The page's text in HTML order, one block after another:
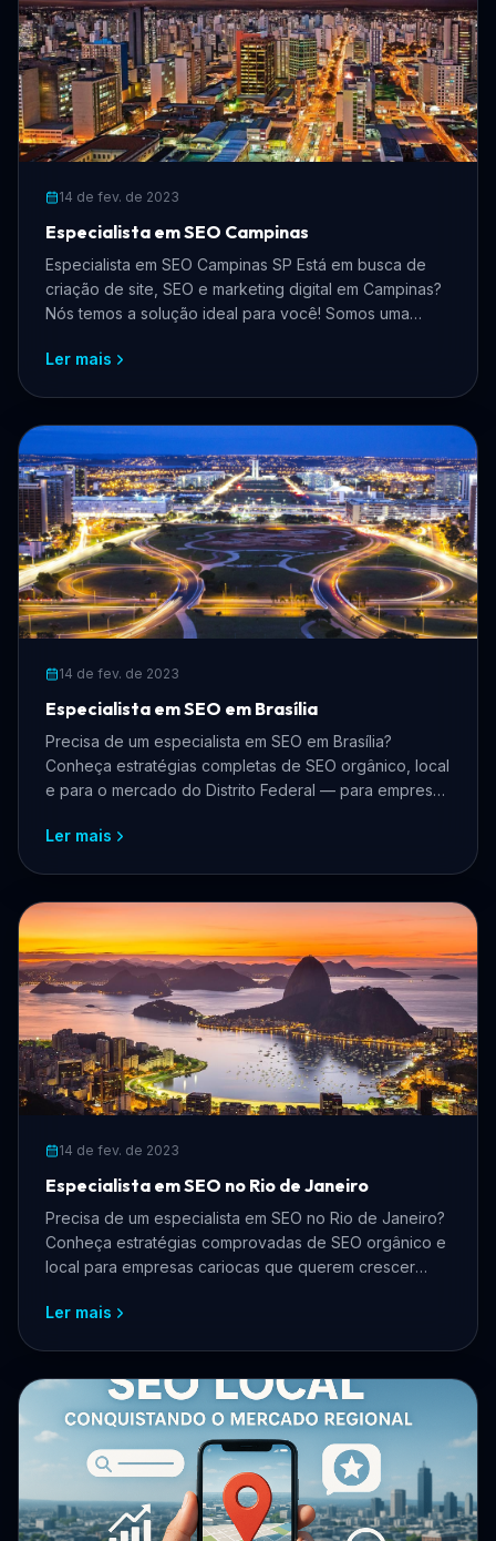
14 de fev. de 2023
Especialista em SEO Campinas
Especialista em SEO Campinas SP Está em busca de
criação de site, SEO e marketing digital em Campinas?
Nós temos a solução ideal para você! Somos uma
Ler mais
14 de fev. de 2023
Especialista em SEO em Brasília
Precisa de um especialista em SEO em Brasília?
Conheça estratégias completas de SEO orgânico, local
e para o mercado do Distrito Federal — para empresas
dominar os buscadores.
Ler mais
14 de fev. de 2023
Especialista em SEO no Rio de Janeiro
Precisa de um especialista em SEO no Rio de Janeiro?
Conheça estratégias comprovadas de SEO orgânico e
local para empresas cariocas que querem crescer
anúncios.
Ler mais